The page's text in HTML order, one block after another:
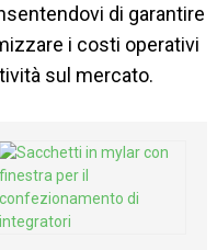
di garantire
i costi operativi
sul mercato.